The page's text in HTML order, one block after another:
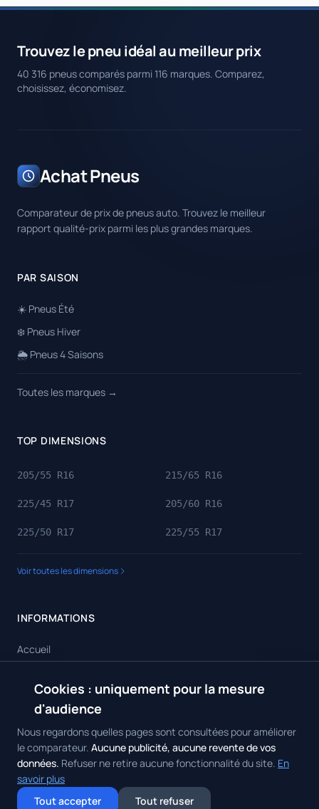
Trouvez le pneu idéal au meilleur prix
40 316 pneus comparés parmi 116 marques. Comparez,
choisissez, économisez.
Achat Pneus
Comparateur de prix de pneus auto. Trouvez le meilleur
rapport qualité-prix parmi les plus grandes marques.
PAR SAISON
☀️ Pneus Été
❄️ Pneus Hiver
🌦️ Pneus 4 Saisons
Toutes les marques →
TOP DIMENSIONS
205/55 R16 215/65 R16
225/45 R17 205/60 R16
225/50 R17 225/55 R17
Voir toutes les dimensions
INFORMATIONS
Accueil
Toutes les marques
Contact
© 2026 Achat Pneus. Tous droits réservés.Mentions Légales
Cookies : uniquement pour la mesure
d'audience
Nous regardons quelles pages sont consultées pour améliorer
le comparateur. Aucune publicité, aucune revente de vos
données. Refuser ne retire aucune fonctionnalité du site. En
savoir plus
Tout accepter
Tout refuser